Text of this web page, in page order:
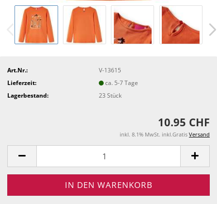
Art.Nr.:
V-13615
Lieferzeit:
ca. 5-7 Tage
Lagerbestand:
23Stück
10.95 CHF
inkl. 8.1% MwSt. inkl.Gratis Versand